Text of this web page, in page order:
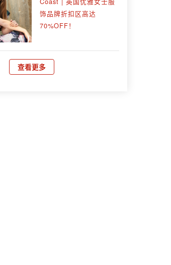
饰品牌折扣区高达
70%OFF！
查看更多